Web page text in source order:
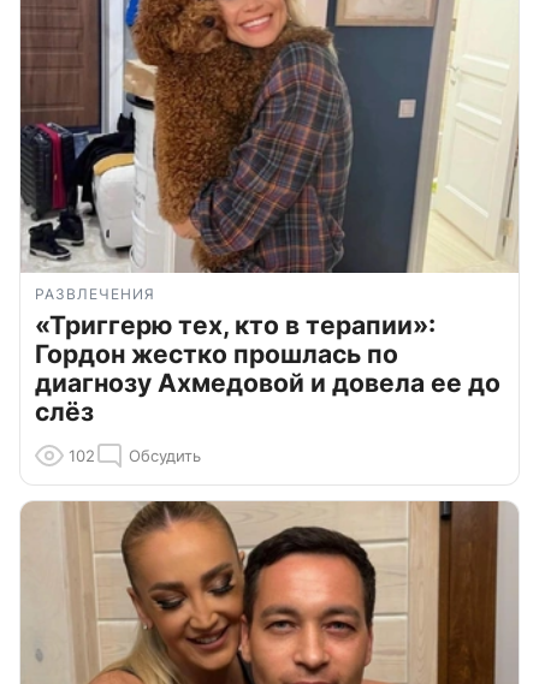
РАЗВЛЕЧЕНИЯ
«Триггерю тех, кто в терапии»:
Гордон жестко прошлась по
диагнозу Ахмедовой и довела ее до
слёз
102 Обсудить